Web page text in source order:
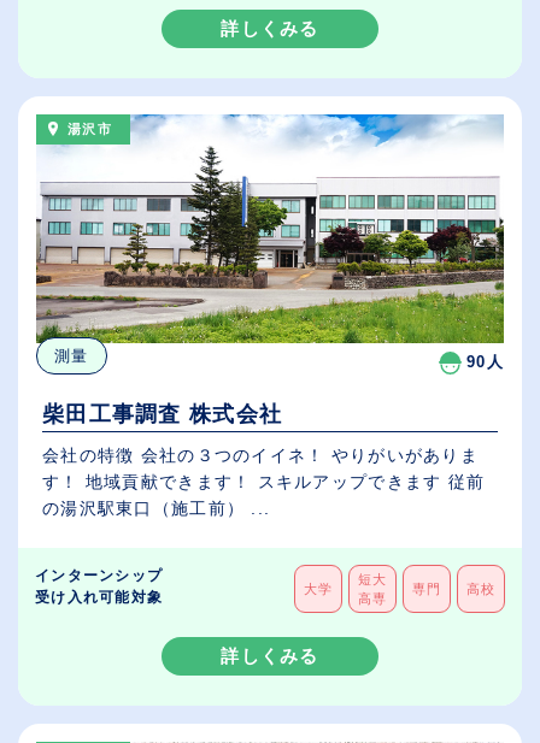
詳しくみる
湯沢市
測量 90人
柴田工事調査 株式会社
会社の特徴 会社の３つのイイネ！ やりがいがありま
す！ 地域貢献できます！ スキルアップできます 従前
の湯沢駅東口（施工前） ...
インターンシップ
受け入れ可能対象
大学
短大
高専
専門 高校
詳しくみる